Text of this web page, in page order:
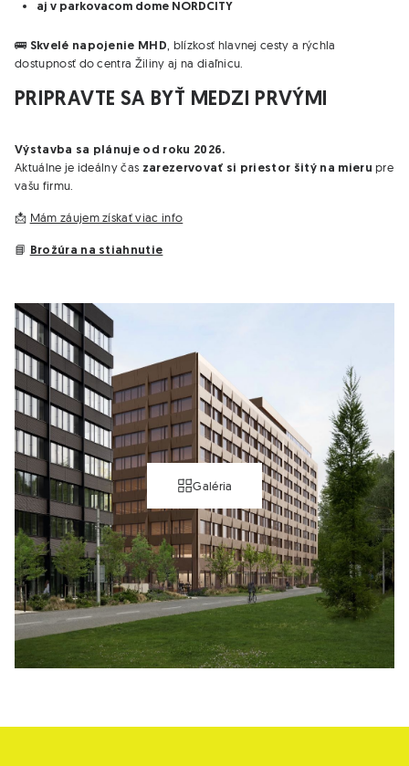
aj v parkovacom dome NORDCITY
🚌 Skvelé napojenie MHD , blízkosť hlavnej cesty a rýchla
dostupnosť do centra Žiliny aj na diaľnicu.
PRIPRAVTE SA BYŤ MEDZI PRVÝMI
Výstavba sa plánuje od roku 2026.
Aktuálne je ideálny čas zarezervovať si priestor šitý na mieru pre
vašu firmu.
📩 Mám záujem získať viac info
📘 Brožúra na stiahnutie
Galéria